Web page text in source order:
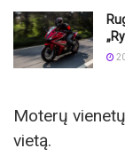
Moterų
vietą.